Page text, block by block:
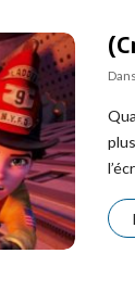
Dans